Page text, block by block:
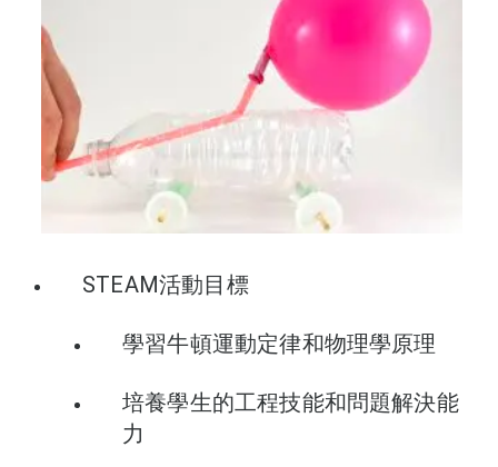
STEAM活動目標
學習牛頓運動定律和物理學原理
培養學生的工程技能和問題解決能
力